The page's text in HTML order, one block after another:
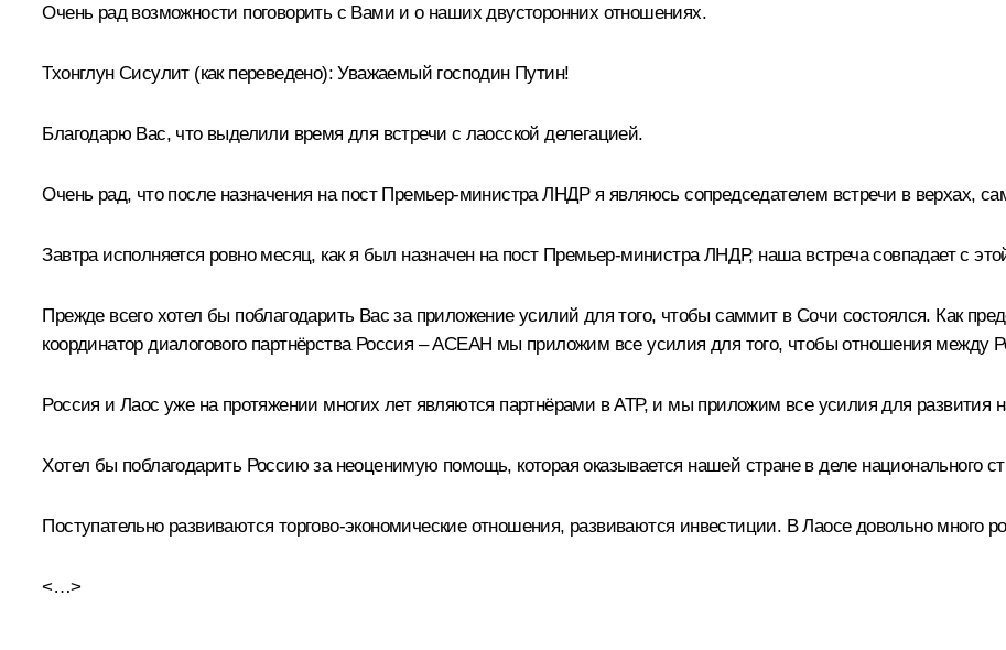
Очень рад возможности поговорить с Вами и о наших двусторонних отношениях.
Тхонглун Сисулит (как переведено): Уважаемый господин Путин!
Благодарю Вас, что выделили время для встречи с лаосской делегацией.
Очень рад, что после назначения на пост Премьер-министра ЛНДР я являюсь сопредседателем встречи в верхах,
Завтра исполняется ровно месяц, как я был назначен на пост Премьер-министра ЛНДР, наша встреча совпадает с
Прежде всего хотел бы поблагодарить Вас за приложение усилий для того, чтобы саммит в Сочи состоялся. Как
координатор диалогового партнёрства Россия – АСЕАН мы приложим все усилия для того, чтобы отношения между
Россия и Лаос уже на протяжении многих лет являются партнёрами в АТР, и мы приложим все усилия для развития
Хотел бы поблагодарить Россию за неоценимую помощь, которая оказывается нашей стране в деле национального
Поступательно развиваются торгово-экономические отношения, развиваются инвестиции. В Лаосе довольно много
<…>